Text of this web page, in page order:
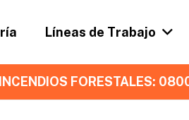
Líneas de Trabajo
INCENDIOS FORESTALES: